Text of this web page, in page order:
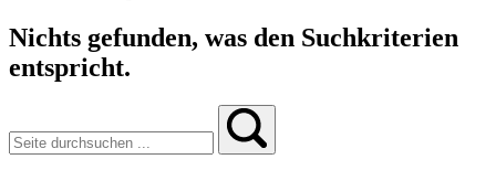
Nichts gefunden, was den Suchkriterien
entspricht.